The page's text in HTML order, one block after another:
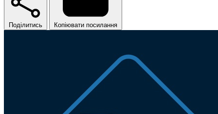
Поділитись Копіювати посилання